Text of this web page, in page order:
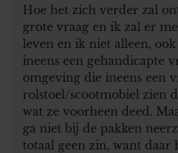
partners voor social media,
partners kunnen deze
informatie die u aan ze heeft
verzameld op basis van uw
gaat akkoord met onze cookies
gebruiken.
Hoe het zich verder zal
grote vraag en ik zal er
leven en ik niet alleen,
ineens een gehandicapte
omgeving die ineens een
rolstoel/scootmobiel zien
wat ze voorheen deed.
ga niet bij de pakken
totaal geen zin, want daar